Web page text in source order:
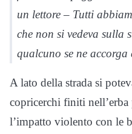
un lettore – Tutti
che non si vedeva sulla
qualcuno se ne
A lato della strada si
copricerchi finiti
l’impatto violento con le